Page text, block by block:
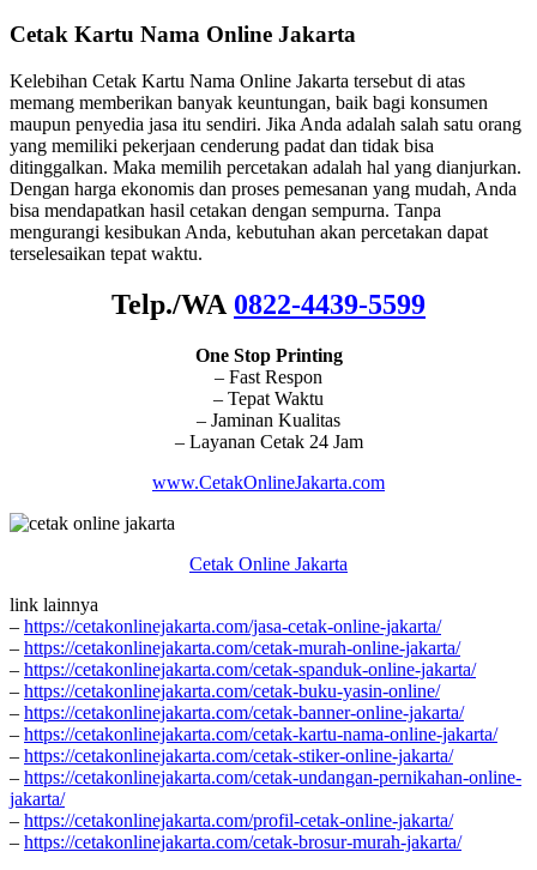
Cetak Kartu Nama Online Jakarta
Kelebihan Cetak Kartu Nama Online Jakarta tersebut di atas
memang memberikan banyak keuntungan, baik bagi konsumen
maupun penyedia jasa itu sendiri. Jika Anda adalah salah satu orang
yang memiliki pekerjaan cenderung padat dan tidak bisa
ditinggalkan. Maka memilih percetakan adalah hal yang dianjurkan.
Dengan harga ekonomis dan proses pemesanan yang mudah, Anda
bisa mendapatkan hasil cetakan dengan sempurna. Tanpa
mengurangi kesibukan Anda, kebutuhan akan percetakan dapat
terselesaikan tepat waktu.
Telp./WA 0822-4439-5599
One Stop Printing
– Fast Respon
– Tepat Waktu
– Jaminan Kualitas
– Layanan Cetak 24 Jam
www.CetakOnlineJakarta.com
Cetak Online Jakarta
link lainnya
– https://cetakonlinejakarta.com/jasa-cetak-online-jakarta/
– https://cetakonlinejakarta.com/cetak-murah-online-jakarta/
– https://cetakonlinejakarta.com/cetak-spanduk-online-jakarta/
– https://cetakonlinejakarta.com/cetak-buku-yasin-online/
– https://cetakonlinejakarta.com/cetak-banner-online-jakarta/
– https://cetakonlinejakarta.com/cetak-kartu-nama-online-jakarta/
– https://cetakonlinejakarta.com/cetak-stiker-online-jakarta/
– https://cetakonlinejakarta.com/cetak-undangan-pernikahan-online-
jakarta/
– https://cetakonlinejakarta.com/profil-cetak-online-jakarta/
– https://cetakonlinejakarta.com/cetak-brosur-murah-jakarta/